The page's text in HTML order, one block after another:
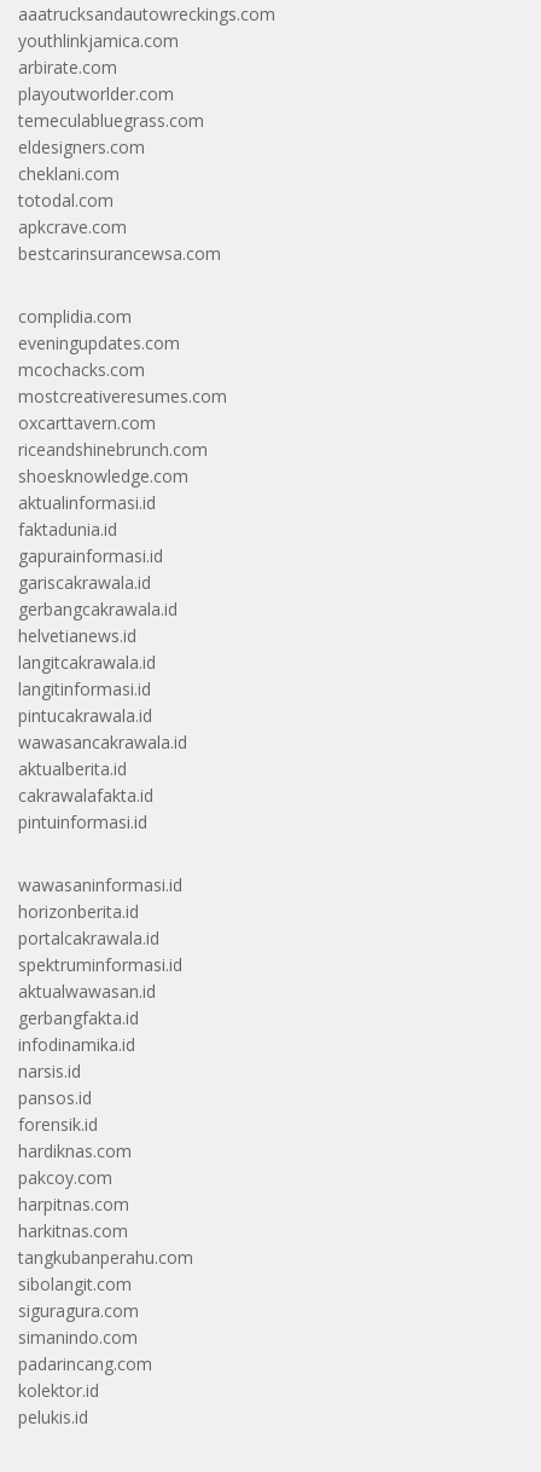
aaatrucksandautowreckings.com
youthlinkjamica.com
arbirate.com
playoutworlder.com
temeculabluegrass.com
eldesigners.com
cheklani.com
totodal.com
apkcrave.com
bestcarinsurancewsa.com
complidia.com
eveningupdates.com
mcochacks.com
mostcreativeresumes.com
oxcarttavern.com
riceandshinebrunch.com
shoesknowledge.com
aktualinformasi.id
faktadunia.id
gapurainformasi.id
gariscakrawala.id
gerbangcakrawala.id
helvetianews.id
langitcakrawala.id
langitinformasi.id
pintucakrawala.id
wawasancakrawala.id
aktualberita.id
cakrawalafakta.id
pintuinformasi.id
wawasaninformasi.id
horizonberita.id
portalcakrawala.id
spektruminformasi.id
aktualwawasan.id
gerbangfakta.id
infodinamika.id
narsis.id
pansos.id
forensik.id
hardiknas.com
pakcoy.com
harpitnas.com
harkitnas.com
tangkubanperahu.com
sibolangit.com
siguragura.com
simanindo.com
padarincang.com
kolektor.id
pelukis.id